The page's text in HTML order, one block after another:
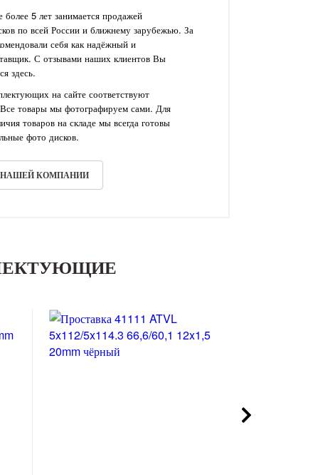
5 лет занимается продажей
по всей России и ближнему зарубежью. За
себя как надёжный и
С отзывами наших клиентов Вы
здесь.
на сайте соответствуют
Все товары мы фотографируем сами. Для
товаров на складе мы всегда готовы
фото дисков.
НАШЕЙ КОМПАНИИ